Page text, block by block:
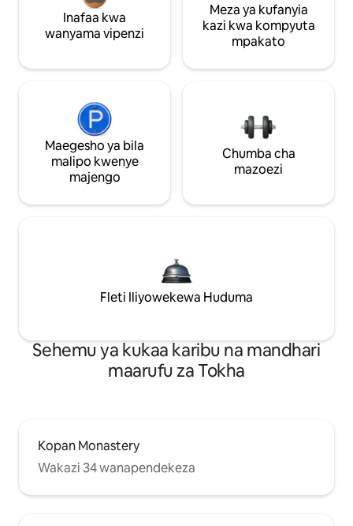
Inafaa kwa
wanyama vipenzi
Meza ya kufanyia
kazi kwa kompyuta
mpakato
Maegesho ya bila
malipo kwenye
majengo
Chumba cha
mazoezi
Fleti Iliyowekewa Huduma
Sehemu ya kukaa karibu na mandhari
maarufu za Tokha
Kopan Monastery
Wakazi 34 wanapendekeza